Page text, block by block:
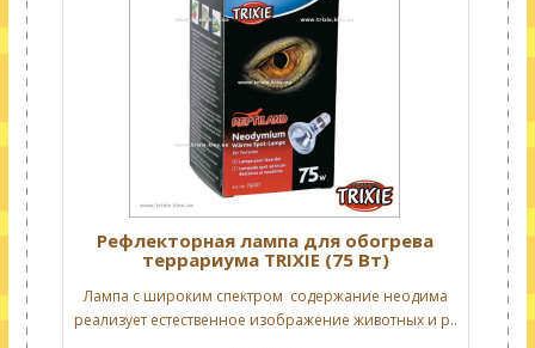
Рефлекторная лампа для обогрева
террариума TRIXIE (75 Вт)
Лампа с широким спектром содержание неодима
реализует естественное изображение животных и р..